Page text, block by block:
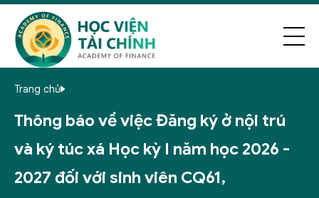
Trang chủ
Thông báo về việc Đăng ký ở nội trú
và ký túc xá Học kỳ I năm học 2026 -
2027 đối với sinh viên CQ61,